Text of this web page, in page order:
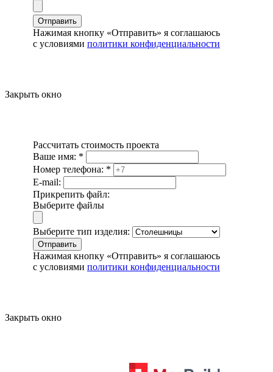
Отправить
Нажимая кнопку «Отправить» я соглашаюсь
с условиями политики конфиденциальности
Закрыть окно
Рассчитать стоимость проекта
Ваше имя: *
Номер телефона: *
E-mail:
Прикрепить файл:
Выберите файлы
Выберите тип изделия:
Отправить
Нажимая кнопку «Отправить» я соглашаюсь
с условиями политики конфиденциальности
Закрыть окно